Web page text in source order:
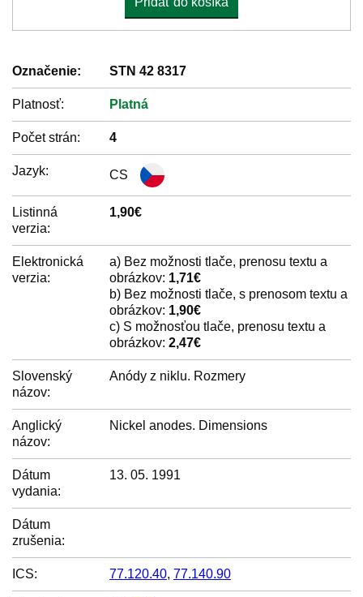
Označenie: STN 42 8317
Platnosť: Platná
Počet strán: 4
Jazyk: CS
Listinná
verzia:
1,90€
Elektronická
verzia:
a) Bez možnosti tlače, prenosu textu a
obrázkov: 1,71€
b) Bez možnosti tlače, s prenosom textu a
obrázkov: 1,90€
c) S možnosťou tlače, prenosu textu a
obrázkov: 2,47€
Slovenský
názov:
Anódy z niklu. Rozmery
Anglický
názov:
Nickel anodes. Dimensions
Dátum
vydania:
13. 05. 1991
Dátum
zrušenia:
ICS: 77.120.40, 77.140.90